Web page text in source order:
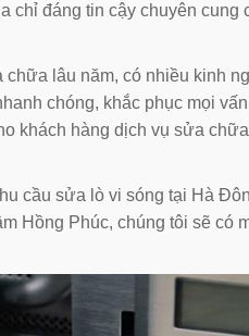
chỉ đáng tin cậy chuyên cung
lâu năm, có nhiều kinh
chóng, khắc phục mọi
khách hàng dịch vụ sửa
cầu sửa lò vi sóng tại Hà
Hồng Phúc, chúng tôi sẽ có